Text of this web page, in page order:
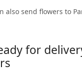
also send flowers to
for